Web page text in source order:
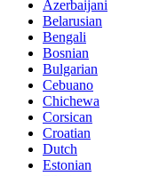
Azerbaijani
Belarusian
Bengali
Bosnian
Bulgarian
Cebuano
Chichewa
Corsican
Croatian
Dutch
Estonian